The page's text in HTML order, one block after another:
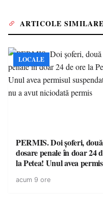
ARTICOLE SIMILARE
LOCALE
PERMIS. Doi șoferi, două
dosare penale în doar 24
la Petea! Unul avea
niciodată permis
acum 9 ore